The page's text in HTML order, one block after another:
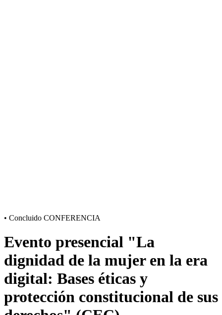
• Concluido CONFERENCIA
Evento presencial "La
dignidad de la mujer en la era
digital: Bases éticas y
protección constitucional de sus